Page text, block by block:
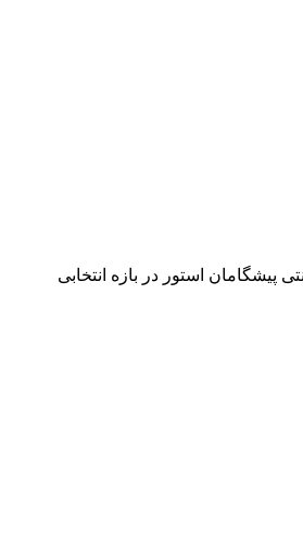
استور در بازه انتخابی